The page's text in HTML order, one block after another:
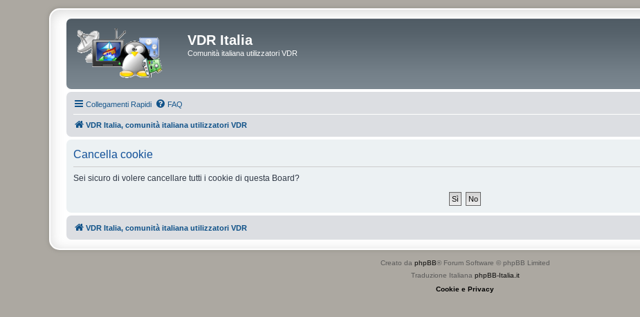
VDR Italia
Comunità italiana utilizzatori VDR
Collegamenti Rapidi FAQ
VDR Italia, comunità italiana utilizzatori VDR
Cancella cookie
Sei sicuro di volere cancellare tutti i cookie di questa Board?
VDR Italia, comunità italiana utilizzatori VDR
Creato da phpBB® Forum Software © phpBB Limited
Traduzione Italiana phpBB-Italia.it
Cookie e Privacy